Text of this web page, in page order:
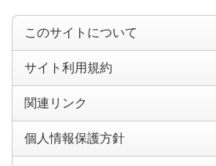
このサイトについて
サイト利用規約
関連リンク
個人情報保護方針